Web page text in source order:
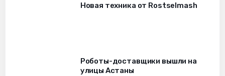
Новая техника от Rostselmash
Роботы-доставщики вышли на
улицы Астаны